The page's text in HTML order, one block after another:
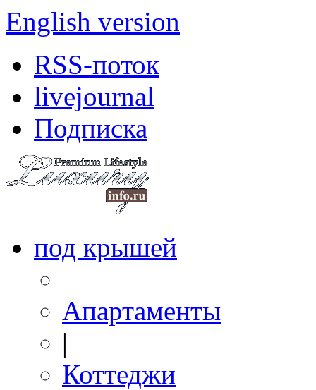
English version
RSS-поток
livejournal
Подписка
под крышей
Апартаменты
|
Коттеджи